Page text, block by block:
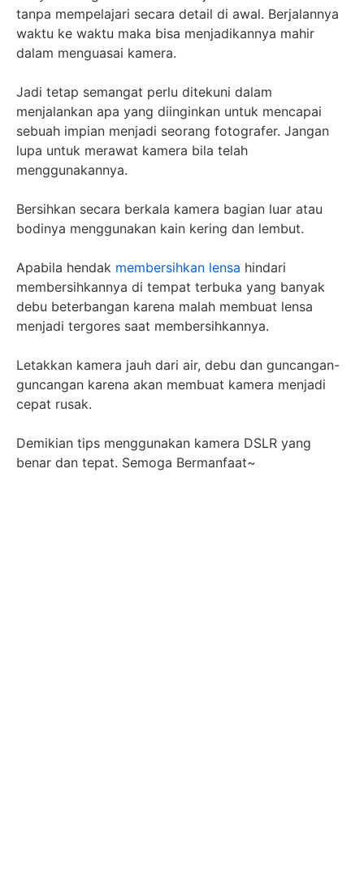
tanpa mempelajari secara detail di awal. Berjalannya
waktu ke waktu maka bisa menjadikannya mahir
dalam menguasai kamera.
Jadi tetap semangat perlu ditekuni dalam
menjalankan apa yang diinginkan untuk mencapai
sebuah impian menjadi seorang fotografer. Jangan
lupa untuk merawat kamera bila telah
menggunakannya.
Bersihkan secara berkala kamera bagian luar atau
bodinya menggunakan kain kering dan lembut.
Apabila hendak membersihkan lensa hindari
membersihkannya di tempat terbuka yang banyak
debu beterbangan karena malah membuat lensa
menjadi tergores saat membersihkannya.
Letakkan kamera jauh dari air, debu dan guncangan-
guncangan karena akan membuat kamera menjadi
cepat rusak.
Demikian tips menggunakan kamera DSLR yang
benar dan tepat. Semoga Bermanfaat~